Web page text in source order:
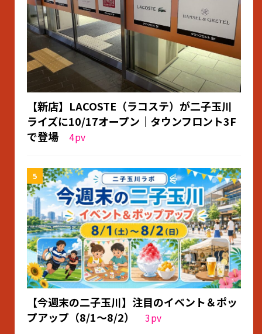
【新店】LACOSTE（ラコステ）が二子玉川
ライズに10/17オープン｜タウンフロント3F
で登場
4pv
【今週末の二子玉川】注目のイベント＆ポッ
プアップ（8/1〜8/2）
3pv